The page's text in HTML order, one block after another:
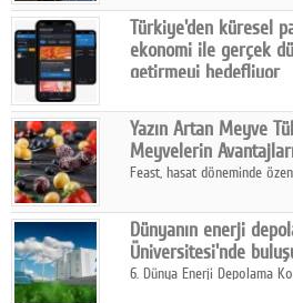
Turkish Bank'ın ticaret
karar verildi.
Türkiye'den küresel
ekonomi ile gerçek
getirmeyi hedefliyor
ekonomi ile gerçek dünya
kurmayı hedefleyen
Yazın Artan Meyve
Meyvelerin
Feast, hasat döneminde
pratik, güvenilir ve lezzetli
Dünyanın enerji
Üniversitesi'nde
6. Dünya Enerji Depolama